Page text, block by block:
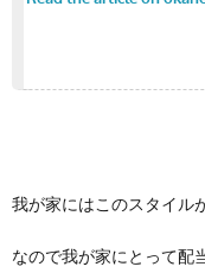
我が家にはこのスタイル
なので我が家にとって配